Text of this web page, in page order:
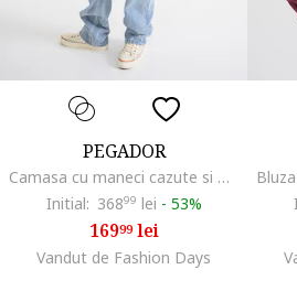
PEGADOR
Camasa cu maneci cazute si model in carouri, Albastru inchis/Negru stins/Alb murdar
Initial: 36899 lei - 53%
16999lei
Vandut de Fashion Days